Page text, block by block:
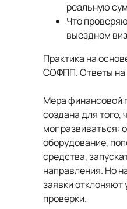
реальную
Что
выездном
Практика на
СОФПП. Ответы на
Мера финансовой
создана для того,
мог развиваться:
оборудование,
средства,
направления. Но
заявки отклоняют
проверки.